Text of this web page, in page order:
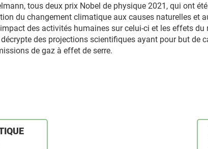
tous deux prix Nobel de physique 2021, qui ont
du changement climatique aux causes naturelles et
des activités humaines sur celui-ci et les effets
des projections scientifiques ayant pour but de
de gaz à effet de serre.